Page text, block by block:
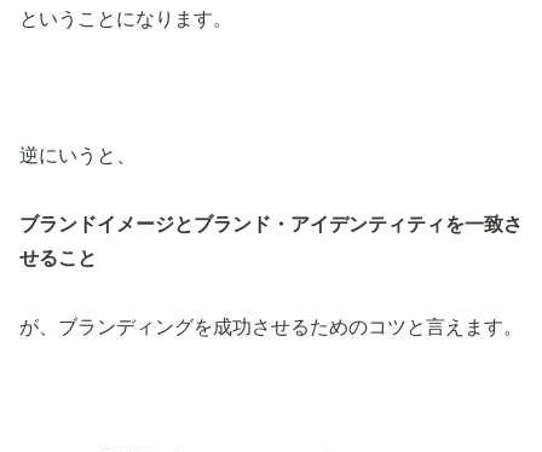
ということになります。
逆にいうと、
ブランドイメージとブランド・アイデンティティを一致さ
せること
が、ブランディングを成功させるためのコツと言えます。